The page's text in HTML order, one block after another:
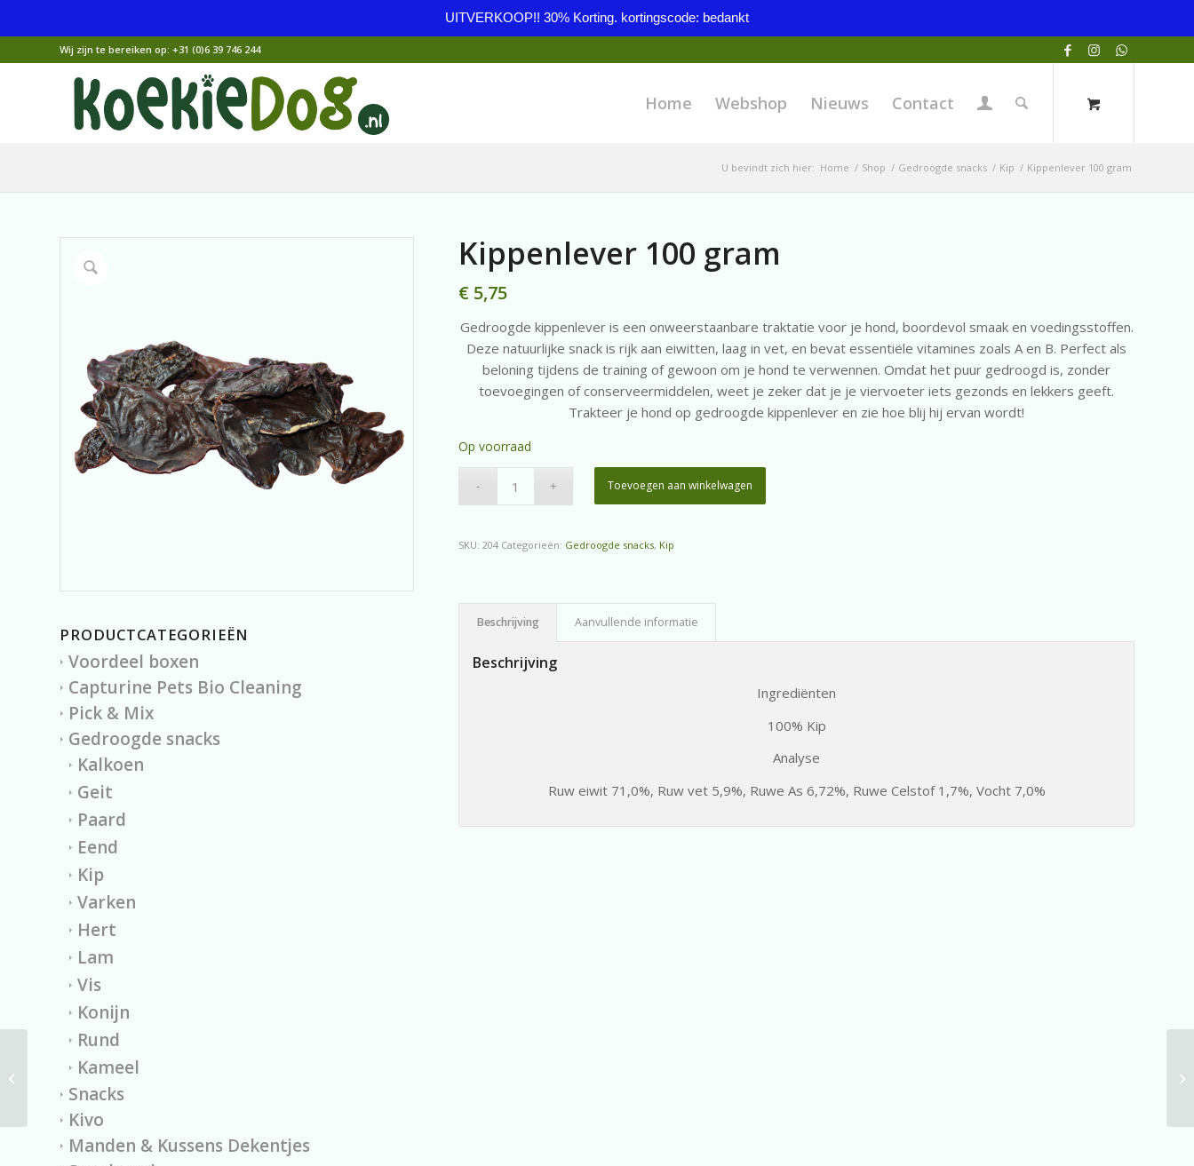
UITVERKOOP!! 30% Korting. kortingscode: bedankt
Wij zijn te bereiken op: +31 (0)6 39 746 244
Home Webshop Nieuws Contact
U bevindt zich hier: Home / Shop / Gedroogde snacks / Kip / Kippenlever 100 gram
PRODUCTCATEGORIEËN
Voordeel boxen
Capturine Pets Bio Cleaning
Pick & Mix
Gedroogde snacks
Kalkoen
Geit
Paard
Eend
Kip
Varken
Hert
Lam
Vis
Konijn
Rund
Kameel
Snacks
Kivo
Manden & Kussens Dekentjes
Kippenlever 100 gram
€ 5,75
Gedroogde kippenlever is een onweerstaanbare traktatie voor je hond, boordevol smaak en voedingsstoffen.
Deze natuurlijke snack is rijk aan eiwitten, laag in vet, en bevat essentiële vitamines zoals A en B. Perfect als
beloning tijdens de training of gewoon om je hond te verwennen. Omdat het puur gedroogd is, zonder
toevoegingen of conserveermiddelen, weet je zeker dat je je viervoeter iets gezonds en lekkers geeft.
Trakteer je hond op gedroogde kippenlever en zie hoe blij hij ervan wordt!
Op voorraad
Toevoegen aan winkelwagen
SKU:204 Categorieën: Gedroogde snacks, Kip
Beschrijving Aanvullende informatie
Beschrijving
Ingrediënten
100% Kip
Analyse
Ruw eiwit 71,0%, Ruw vet 5,9%, Ruwe As 6,72%, Ruwe Celstof 1,7%, Vocht 7,0%
Kippenmaagjes 100